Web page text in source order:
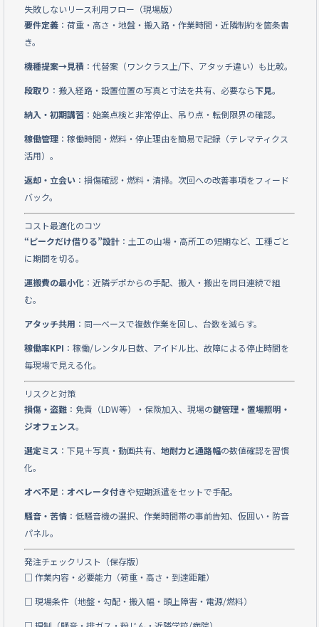
失敗しないリース利用フロー（現場版）
要件定義：荷重・高さ・地盤・搬入路・作業時間・近隣制約を箇条書
き。
機種提案→見積：代替案（ワンクラス上/下、アタッチ違い）も比較。
段取り ：搬入経路・設置位置の写真と寸法を共有、必要なら下見。
納入・初期講習 ：始業点検と非常停止、吊り点・転倒限界の確認。
稼働管理：稼働時間・燃料・停止理由を簡易で記録（テレマティクス
活用）。
返却・立会い：損傷確認・燃料・清掃。次回への改善事項をフィード
バック。
コスト最適化のコツ
“ピークだけ借りる”設計：土工の山場・高所工の短期など、工種ごと
に期間を切る。
運搬費の最小化：近隣デポからの手配、搬入・搬出を同日連続で組
む。
アタッチ共用 ：同一ベースで複数作業を回し、台数を減らす。
稼働率KPI ：稼働/レンタル日数、アイドル比、故障による停止時間を
毎現場で見える化。
リスクと対策
損傷・盗難：免責（LDW等）・保険加入、現場の鍵管理・置場照明・
ジオフェンス。
選定ミス ：下見＋写真・動画共有、 地耐力と通路幅の数値確認を習慣
化。
オペ不足 ： オペレータ付きや短期派遣をセットで手配。
騒音・苦情：低騒音機の選択、作業時間帯の事前告知、仮囲い・防音
パネル。
発注チェックリスト（保存版）
□ 作業内容・必要能力（荷重・高さ・到達距離）
□ 現場条件（地盤・勾配・搬入幅・頭上障害・電源/燃料）